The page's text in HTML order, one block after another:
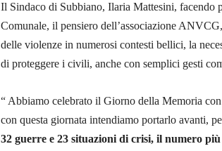
Il Sindaco di Subbiano, Ilaria Mattesini, facendo
Comunale, il pensiero dell’associazione
delle violenze in numerosi contesti bellici, la
di proteggere i civili, anche con semplici gesti
“ Abbiamo celebrato il Giorno della Memoria
con questa giornata intendiamo portarlo avanti,
32 guerre e 23 situazioni di crisi, il numero